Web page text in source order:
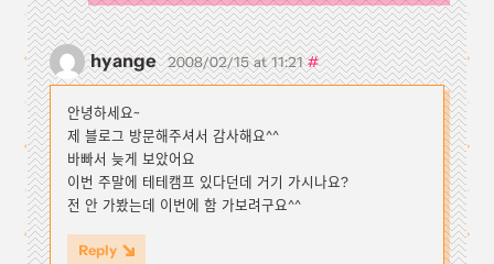
hyange 2008/02/15 at 11:21#
안녕하세요~
제 블로그 방문해주셔서 감사해요^^
바빠서 늦게 보았어요
이번 주말에 테테캠프 있다던데 거기 가시나요?
전 안 가봤는데 이번에 함 가보려구요^^
Reply